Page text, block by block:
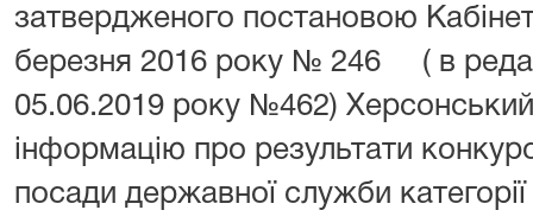
затвердженого постановою
березня 2016 року № 246 ( в
05.06.2019 року №462)
інформацію про результати
посади державної служби